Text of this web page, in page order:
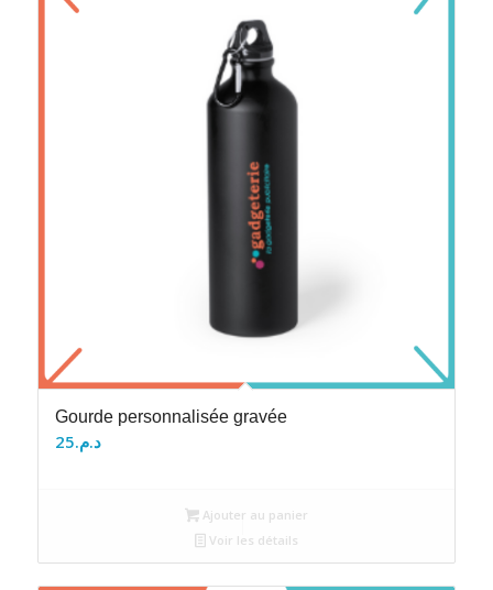
Gourde personnalisée gravée
د.م.25
Ajouter au panier
Voir les détails